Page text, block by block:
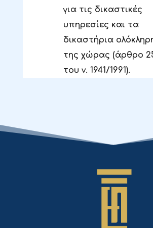
για τις δικαστικές
υπηρεσίες και τα
δικαστήρια
της χώρας (άρθρο
του ν. 1941/1991).